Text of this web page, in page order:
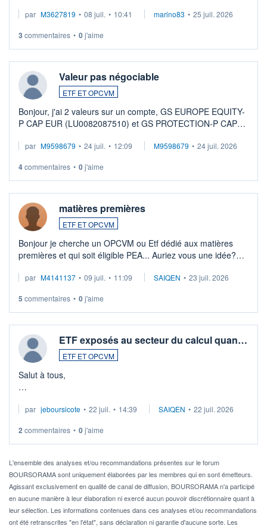
par M3627819 • 08 juil. • 10:41 marino83 • 25 juil. 2026
3 commentaires • 0j'aime
Valeur pas négociable
ETF ET OPCVM
Bonjour, j'ai 2 valeurs sur un compte, GS EUROPE EQUITY-
P CAP EUR (LU0082087510) et GS PROTECTION-P CAP
veux procéder à la vente, on me signale ...
par M9598679 • 24 juil. • 12:09 M9598679 • 24 juil. 2026
4commentaires • 0j'aime
matières premières
ETF ET OPCVM
Bonjour je cherche un OPCVM ou Etf dédié aux matières
premières et qui soit éligible PEA... Auriez vous une idée?
par M4141137 • 09 juil. • 11:09 SAIQEN • 23 juil. 2026
5 commentaires • 0j'aime
ETF exposés au secteur du calcul quan…
ETF ET OPCVM
Salut à tous,
via un ETF plutôt que des actions individuelles.
Idéalement, je voudrais qu'il soit éligible au PEA.
Pour l' ...
par jeboursicote • 22 juil. • 14:39 SAIQEN • 22 juil. 2026
2 commentaires • 0j'aime
L'ensemble des analyses et/ou recommandations présentes sur le forum
BOURSORAMA sont uniquement élaborées par les membres qui en sont émetteurs.
Agissant exclusivement en qualité de canal de diffusion, BOURSORAMA n'a participé
en aucune manière à leur élaboration ni exercé aucun pouvoir discrétionnaire quant à
leur sélection. Les informations contenues dans ces analyses et/ou recommandations
ont été retranscrites "en l'état", sans déclaration ni garantie d'aucune sorte. Les